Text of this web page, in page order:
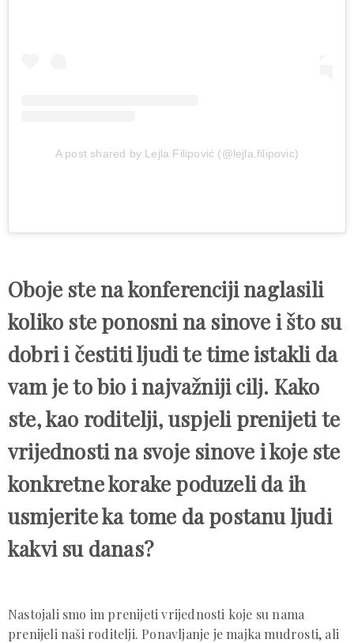
A post shared by Lejla Filipović (@lejla.filipovic)
Oboje ste na konferenciji naglasili
koliko ste ponosni na sinove i što su
dobri i čestiti ljudi te time istakli da
vam je to bio i najvažniji cilj. Kako
ste, kao roditelji, uspjeli prenijeti te
vrijednosti na svoje sinove i koje ste
konkretne korake poduzeli da ih
usmjerite ka tome da postanu ljudi
kakvi su danas?
Nastojali smo im prenijeti vrijednosti koje su nama
prenijeli naši roditelji. Ponavljanje je majka mudrosti, ali